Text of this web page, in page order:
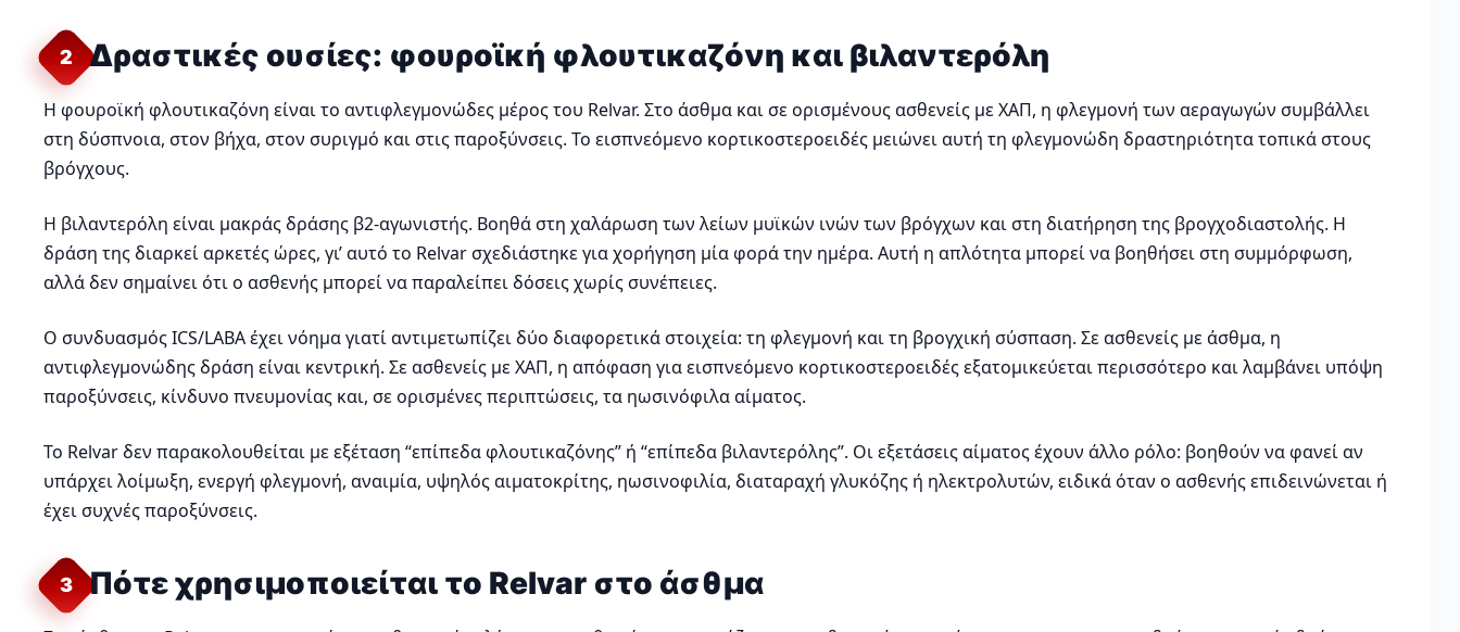
2 Δραστικές ουσίες: φουροϊκή φλουτικαζόνη και βιλαντερόλη
Η φουροϊκή φλουτικαζόνη είναι το αντιφλεγμονώδες μέρος του Relvar. Στο άσθμα και σε ορισμένους ασθενείς με ΧΑΠ, η φλεγμονή των αεραγωγών συμβάλλει
στη δύσπνοια, στον βήχα, στον συριγμό και στις παροξύνσεις. Το εισπνεόμενο κορτικοστεροειδές μειώνει αυτή τη φλεγμονώδη δραστηριότητα τοπικά στους
βρόγχους.
Η βιλαντερόλη είναι μακράς δράσης β2-αγωνιστής. Βοηθά στη χαλάρωση των λείων μυϊκών ινών των βρόγχων και στη διατήρηση της βρογχοδιαστολής. Η
δράση της διαρκεί αρκετές ώρες, γι’ αυτό το Relvar σχεδιάστηκε για χορήγηση μία φορά την ημέρα. Αυτή η απλότητα μπορεί να βοηθήσει στη συμμόρφωση,
αλλά δεν σημαίνει ότι ο ασθενής μπορεί να παραλείπει δόσεις χωρίς συνέπειες.
Ο συνδυασμός ICS/LABA έχει νόημα γιατί αντιμετωπίζει δύο διαφορετικά στοιχεία: τη φλεγμονή και τη βρογχική σύσπαση. Σε ασθενείς με άσθμα, η
αντιφλεγμονώδης δράση είναι κεντρική. Σε ασθενείς με ΧΑΠ, η απόφαση για εισπνεόμενο κορτικοστεροειδές εξατομικεύεται περισσότερο και λαμβάνει υπόψη
παροξύνσεις, κίνδυνο πνευμονίας και, σε ορισμένες περιπτώσεις, τα ηωσινόφιλα αίματος.
Το Relvar δεν παρακολουθείται με εξέταση “επίπεδα φλουτικαζόνης” ή “επίπεδα βιλαντερόλης”. Οι εξετάσεις αίματος έχουν άλλο ρόλο: βοηθούν να φανεί αν
υπάρχει λοίμωξη, ενεργή φλεγμονή, αναιμία, υψηλός αιματοκρίτης, ηωσινοφιλία, διαταραχή γλυκόζης ή ηλεκτρολυτών, ειδικά όταν ο ασθενής επιδεινώνεται ή
έχει συχνές παροξύνσεις.
3 Πότε χρησιμοποιείται το Relvar στο άσθμα